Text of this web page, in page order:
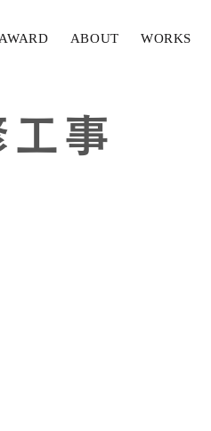
AWARD ABOUT WORKS
事